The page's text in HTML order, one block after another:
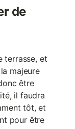
de
terrasse, et
majeure
être
il faudra
tôt, et
pour être